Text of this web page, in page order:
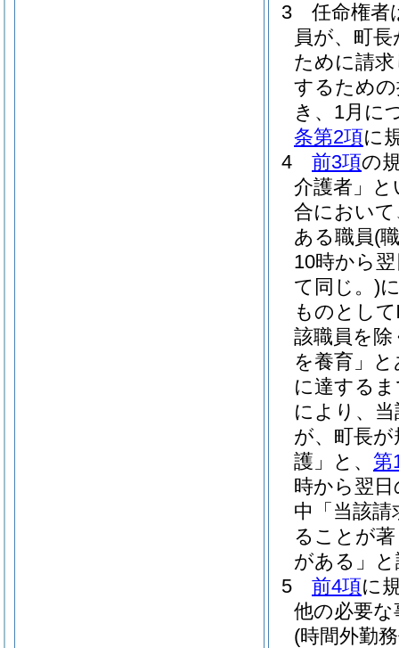
3
任命権者
員が、町
ために請
するため
き、1月に
条第2項に
4
前3項の
介護者」と
合において
ある職員(
10時から
て同じ。)
ものとし
該職員を除
を養育」
に達する
により、
が、町長
護」と、 第
時から翌
中「当該
ることが
がある」
5
前4項に
他の必要
(時間外勤